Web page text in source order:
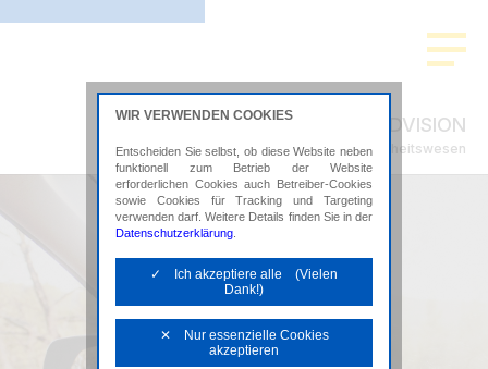
ADVISION
Steuerberatung im Gesundheitswesen
WIR VERWENDEN COOKIES
Entscheiden Sie selbst, ob diese Website neben
funktionell zum Betrieb der Website
erforderlichen Cookies auch Betreiber-Cookies
sowie Cookies für Tracking und Targeting
verwenden darf. Weitere Details finden Sie in der
Datenschutzerklärung
✓ Ich akzeptiere alle (Vielen
Dank!)
✕ Nur essenzielle Cookies
akzeptieren